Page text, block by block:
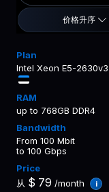
价格升序
Intel Xeon E5-2630v3
up to 768GB DDR4
From 100 Mbit
to 100 Gbps
从 $ 79 /month i